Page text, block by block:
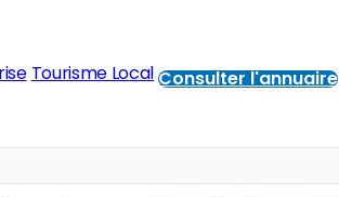
Tourisme LocalConsulter l'annuaire